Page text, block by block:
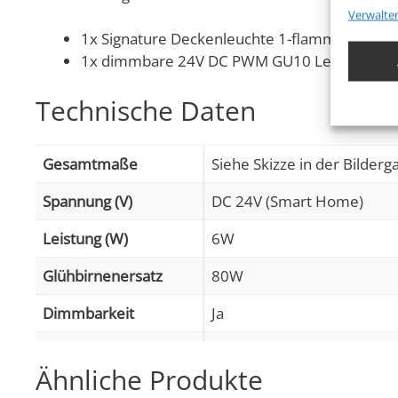
1x Signature Deckenleuchte 1-flammig
1x dimmbare 24V DC PWM GU10
Technische Daten
Gesamtmaße
Siehe Skizze in der
Spannung (V)
DC 24V (Smart Home)
Leistung (W)
6W
Glühbirnenersatz
80W
Dimmbarkeit
Ja
Lichtstrom (Lumen)
440lm(2700K (Warmweiß))
Ähnliche Produkte